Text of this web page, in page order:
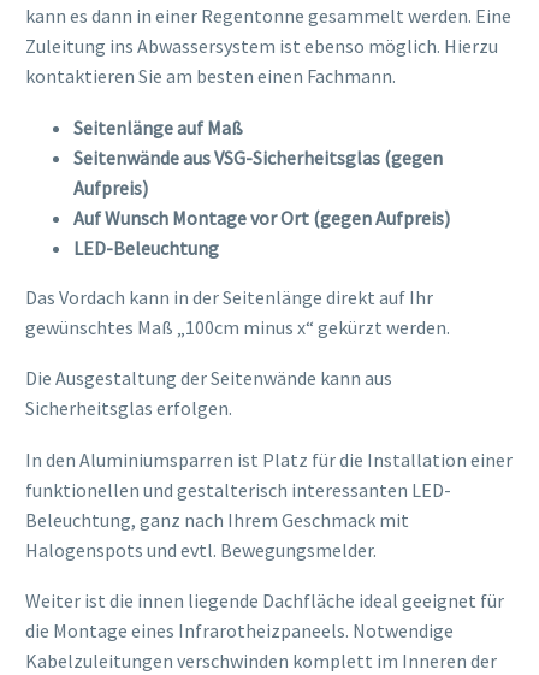
kann es dann in einer Regentonne gesammelt werden. Eine
Zuleitung ins Abwassersystem ist ebenso möglich. Hierzu
kontaktieren Sie am besten einen Fachmann.
Seitenlänge auf Maß
Seitenwände aus VSG-Sicherheitsglas (gegen
Aufpreis)
Auf Wunsch Montage vor Ort (gegen Aufpreis)
LED-Beleuchtung
Das Vordach kann in der Seitenlänge direkt auf Ihr
gewünschtes Maß „100cm minus x“ gekürzt werden.
Die Ausgestaltung der Seitenwände kann aus
Sicherheitsglas erfolgen.
In den Aluminiumsparren ist Platz für die Installation einer
funktionellen und gestalterisch interessanten LED-
Beleuchtung, ganz nach Ihrem Geschmack mit
Halogenspots und evtl. Bewegungsmelder.
Weiter ist die innen liegende Dachfläche ideal geeignet für
die Montage eines Infrarotheizpaneels. Notwendige
Kabelzuleitungen verschwinden komplett im Inneren der